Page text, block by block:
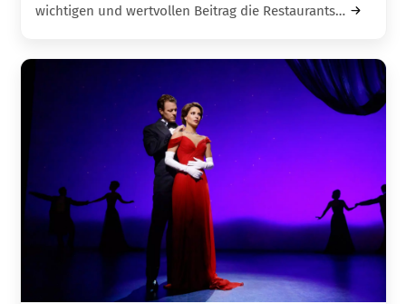
wichtigen und wertvollen Beitrag die Restaurants…